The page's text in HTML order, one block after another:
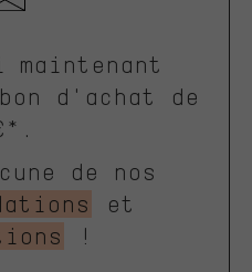
d'achat de
de nos
et
!